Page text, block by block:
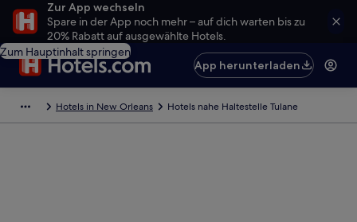
Zur App wechseln
Spare in der App noch mehr – auf dich warten bis zu
20% Rabatt auf ausgewählte Hotels.
Zum Hauptinhalt springen
App herunterladen
Hotels in New Orleans Hotels nahe Haltestelle Tulane